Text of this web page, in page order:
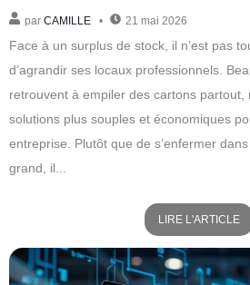
parCAMILLE 21 mai 2026
Face à un surplus de stock, il n’est pas
d’agrandir ses locaux professionnels.
retrouvent à empiler des cartons partout,
solutions plus souples et économiques
entreprise. Plutôt que de s’enfermer dans
grand, il...
LIRE L'ARTICLE